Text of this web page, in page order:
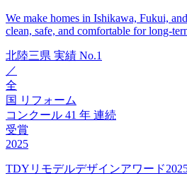
We make homes in Ishikawa, Fukui,
clean, safe, and comfortable for long-
北陸三県 実績 No.1
／
全
国 リフォーム
コンクール 41 年 連続
受賞
2025
TDYリモデルデザインアワード